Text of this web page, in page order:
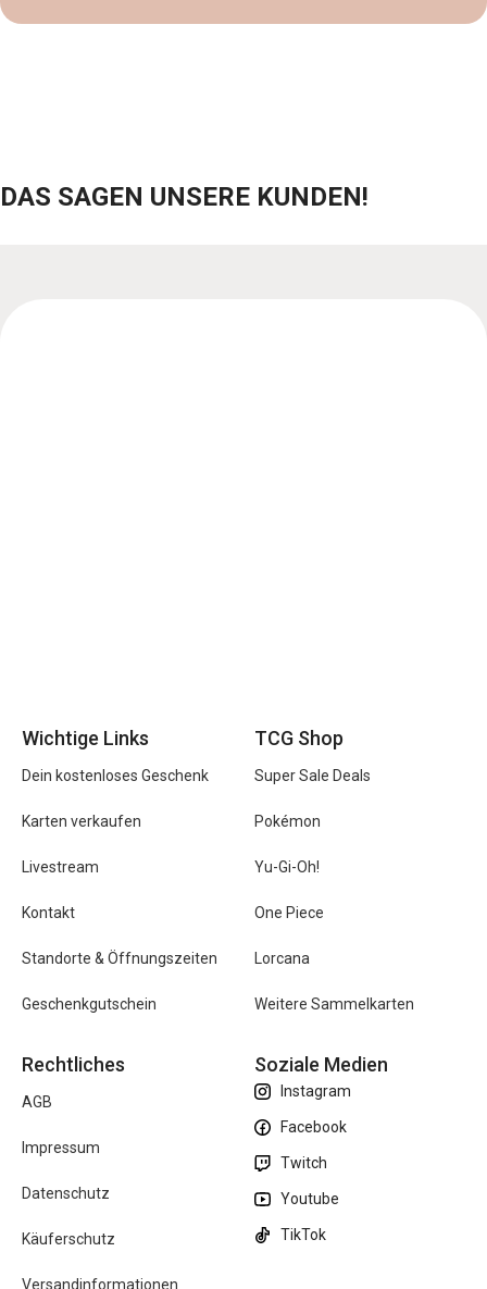
DAS SAGEN UNSERE KUNDEN!
Wichtige Links
Dein kostenloses Geschenk
Karten verkaufen
Livestream
Kontakt
Standorte & Öffnungszeiten
Geschenkgutschein
TCG Shop
Super Sale Deals
Pokémon
Yu-Gi-Oh!
One Piece
Lorcana
Weitere Sammelkarten
Rechtliches
AGB
Impressum
Datenschutz
Käuferschutz
Versandinformationen
Soziale Medien
Instagram
Facebook
Twitch
Youtube
TikTok